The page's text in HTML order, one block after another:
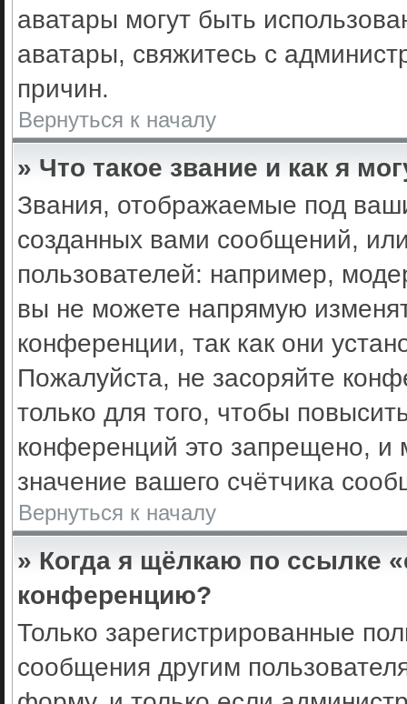
аватары могут быть
аватары, свяжитесь с
причин.
Вернуться к началу
» Что такое звание и как я
Звания, отображаемые под
созданных вами сообщений,
пользователей: например,
вы не можете напрямую
конференции, так как они
Пожалуйста, не засоряйте
только для того, чтобы
конференций это запрещено, и
значение вашего счётчика
Вернуться к началу
» Когда я щёлкаю по ссылке
конференцию?
Только зарегистрированные
сообщения другим